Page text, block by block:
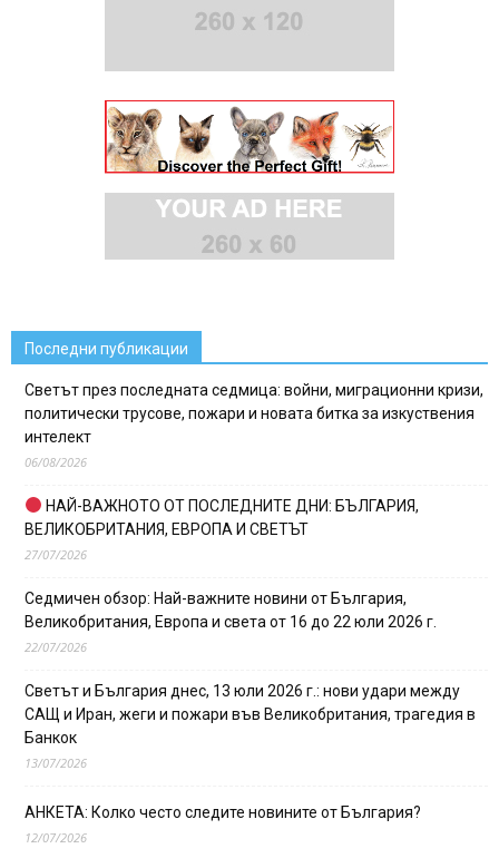
Последни публикации
Светът през последната седмица: войни, миграционни кризи,
политически трусове, пожари и новата битка за изкуствения
интелект
06/08/2026
НАЙ-ВАЖНОТО ОТ ПОСЛЕДНИТЕ ДНИ: БЪЛГАРИЯ,
ВЕЛИКОБРИТАНИЯ, ЕВРОПА И СВЕТЪТ
27/07/2026
Седмичен обзор: Най-важните новини от България,
Великобритания, Европа и света от 16 до 22 юли 2026 г.
22/07/2026
Светът и България днес, 13 юли 2026 г.: нови удари между
САЩ и Иран, жеги и пожари във Великобритания, трагедия в
Банкок
13/07/2026
АНКЕТА: Колко често следите новините от България?
12/07/2026